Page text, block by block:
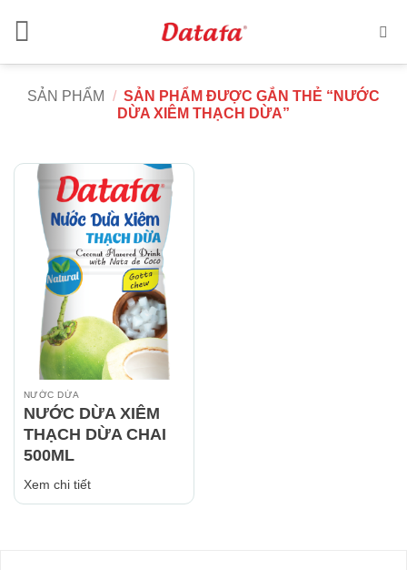
SẢN PHẨM / SẢN PHẨM ĐƯỢC GẮN THẺ “NƯỚC
DỪA XIÊM THẠCH DỪA”
NƯỚC DỪA
NƯỚC DỪA XIÊM
THẠCH DỪA CHAI
500ML
Xem chi tiết